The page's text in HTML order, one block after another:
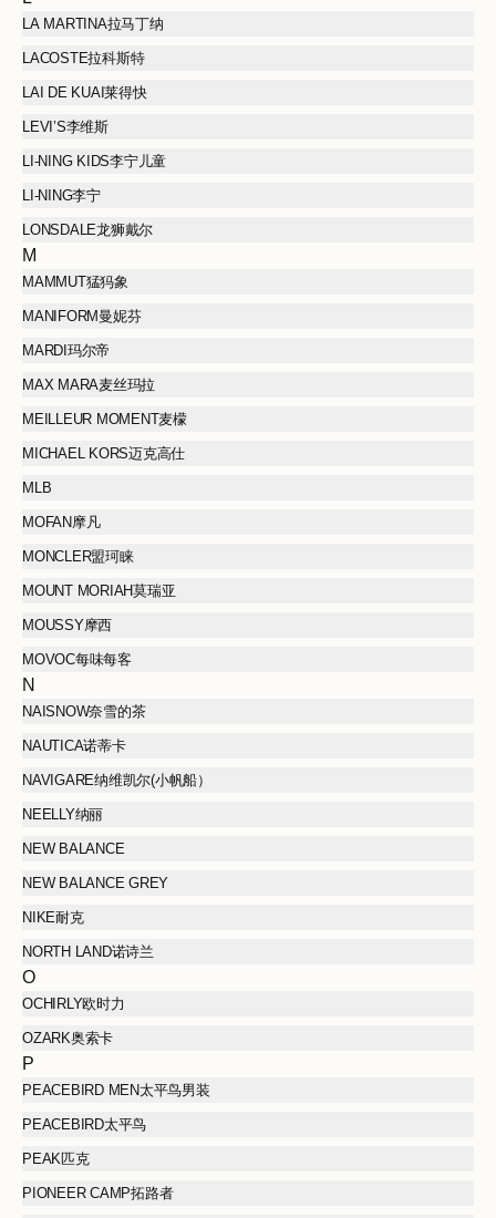
LA MARTINA拉马丁纳
LACOSTE拉科斯特
LAI DE KUAI莱得快
LEVI’S李维斯
LI-NING KIDS李宁儿童
LI-NING李宁
LONSDALE龙狮戴尔
M
MAMMUT猛犸象
MANIFORM曼妮芬
MARDI玛尔帝
MAX MARA麦丝玛拉
MEILLEUR MOMENT麦檬
MICHAEL KORS迈克高仕
MLB
MOFAN摩凡
MONCLER盟珂睐
MOUNT MORIAH莫瑞亚
MOUSSY摩西
MOVOC每味每客
N
NAISNOW奈雪的茶
NAUTICA诺蒂卡
NAVIGARE纳维凯尔(小帆船）
NEELLY纳丽
NEW BALANCE
NEW BALANCE GREY
NIKE耐克
NORTH LAND诺诗兰
O
OCHIRLY欧时力
OZARK奥索卡
P
PEACEBIRD MEN太平鸟男装
PEACEBIRD太平鸟
PEAK匹克
PIONEER CAMP拓路者